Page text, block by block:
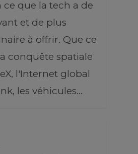
que la tech a de
et de plus
à offrir. Que ce
conquête spatiale
l'Internet global
les véhicules…